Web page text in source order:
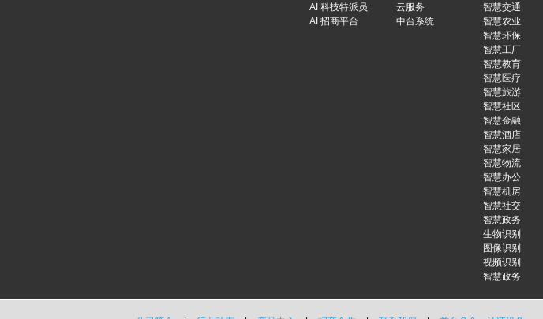
AI 科技特派员
AI 招商平台
云服务
中台系统
智慧交通
智慧农业
智慧环保
智慧工厂
智慧教育
智慧医疗
智慧旅游
智慧社区
智慧金融
智慧酒店
智慧家居
智慧物流
智慧办公
智慧机房
智慧社交
智慧政务
生物识别
图像识别
视频识别
智慧政务